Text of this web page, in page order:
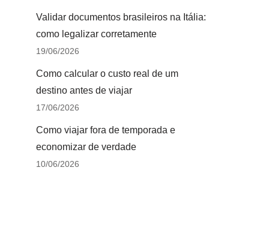
Validar documentos brasileiros na Itália:
como legalizar corretamente
19/06/2026
Como calcular o custo real de um
destino antes de viajar
17/06/2026
Como viajar fora de temporada e
economizar de verdade
10/06/2026